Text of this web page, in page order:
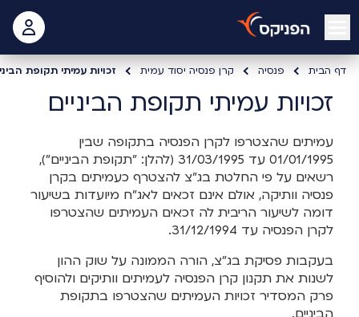
open mobile menu
דף הבית פנסיה קרן פנסיה יסוד עמית זכויות עמיתי תקופת
זכויות עמיתי תקופת הביניים
עמיתים שהצטרפו לקרן הפנסיה בתקופה שבין
01/01/1995 עד 31/03/1995 (להלן: "תקופת הביניים"),
רשאים על פי החלטת בג"צ להצטרף כעמיתים בקרן
פנסיה וותיקה, אולם אינם זכאים לאג"ח מיועדות בשיעור
דומה לשיעור הריבית לה זכאים העמיתים שהצטרפו
לקרן הפנסיה עד 31/12/1994.
בעקבות פסיקת בג"צ, הורה הממונה על שוק ההון
לשנות את תקנון קרן הפנסיה לעמיתים וותיקים ולהוסיף
פרק המסדיר זכויות העמיתים שהצטרפו בתקופת